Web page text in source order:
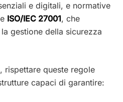
e digitali, e normative
ISO/IEC 27001, che
gestione della sicurezza
rispettare queste regole
capaci di garantire: